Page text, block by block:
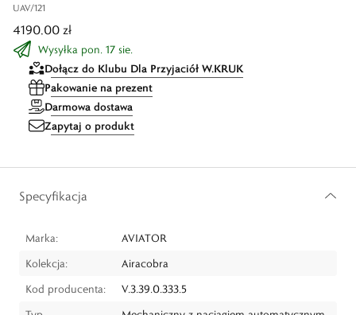
UAV/121
4190,00 zł
Wysyłka pon. 17 sie.
Dołącz do Klubu Dla Przyjaciół W.KRUK
Pakowanie na prezent
Darmowa dostawa
Zapytaj o produkt
Specyfikacja
Marka:
AVIATOR
Kolekcja:
Airacobra
Kod producenta:
V.3.39.0.333.5